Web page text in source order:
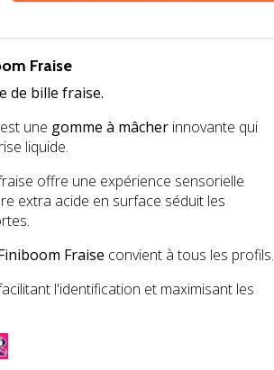
Fraise
de bille fraise.
une gomme à mâcher innovante qui
liquide.
offre une expérience sensorielle
extra acide en surface séduit les
Fraise convient à tous les profils.
l'identification et maximisant les